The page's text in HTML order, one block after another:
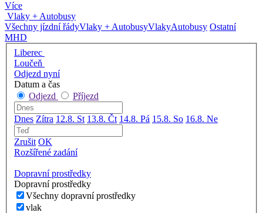
Více
Vlaky + Autobusy
Všechny jízdní řádyVlaky + AutobusyVlakyAutobusy Ostatní
MHD
Liberec
Loučeň
Odjezd nyní
Datum a čas
Odjezd
Příjezd
Dnes Zítra 12.8. St 13.8. Čt 14.8. Pá 15.8. So 16.8. Ne
Zrušit OK
Rozšířené zadání
Dopravní prostředky
Dopravní prostředky
Všechny dopravní prostředky
vlak